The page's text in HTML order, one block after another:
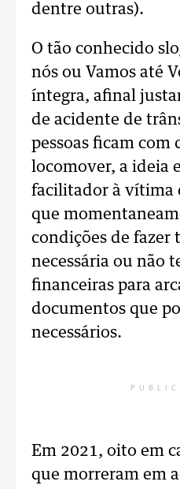
dentre outras).
O tão conhecido
nós ou Vamos até
íntegra, afinal
de acidente de
pessoas ficam com
locomover, a ideia
facilitador à vítima
que
condições de fazer
necessária ou não
financeiras para
documentos que
necessários.
Em 2021, oito em
que morreram em